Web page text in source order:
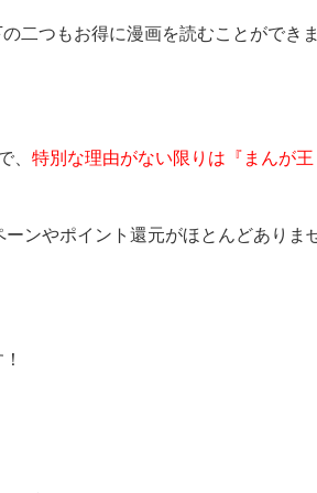
二つもお得に漫画を読むことができ
、特別な理由がない限りは『まんが王
ンやポイント還元がほとんどありま